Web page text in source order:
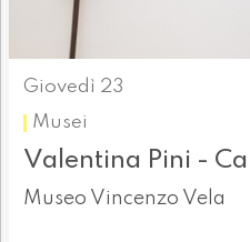
Giovedì 23
Musei
Valentina Pini -
Museo Vincenzo Vela